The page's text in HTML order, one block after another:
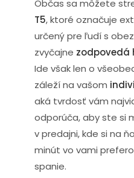
Občas sa môžete
T5, ktoré označuje
určený pre ľudí s
zvyčajne zodpovedá
Ide však len o
záleží na vašom
aká tvrdosť vám
odporúča, aby ste si
v predajni, kde si na
minút vo vami
spanie.